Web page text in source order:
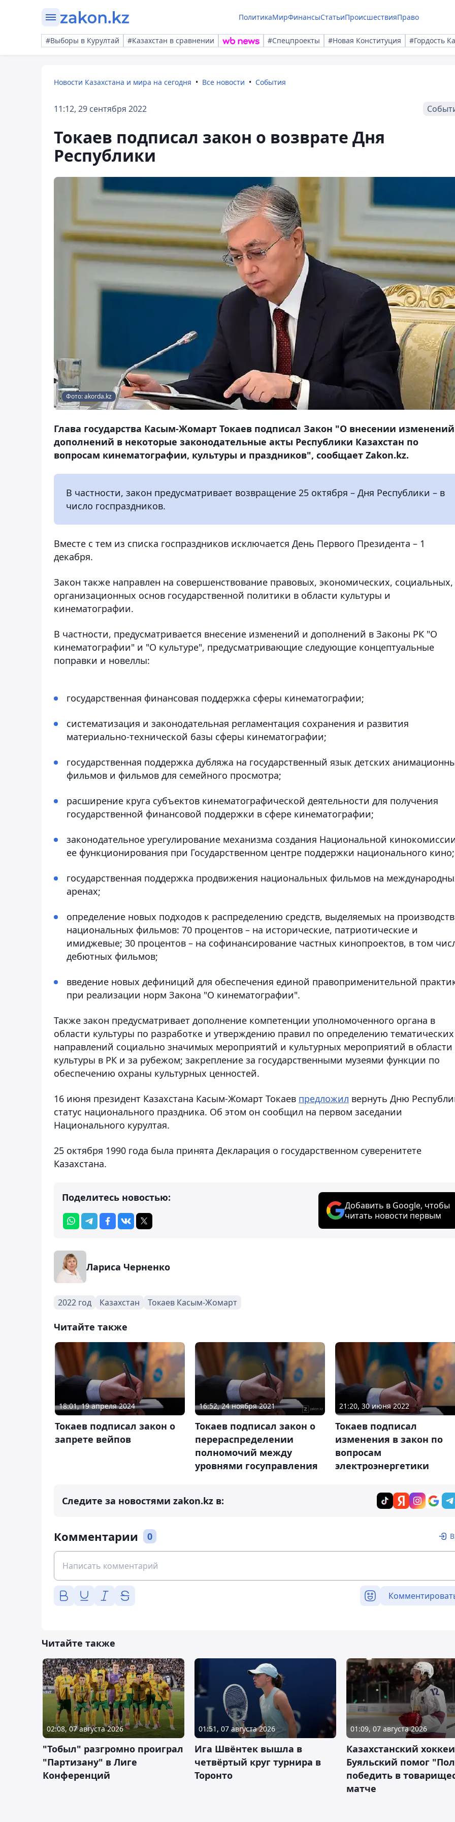
ПолитикаМирФинансыСтатьиПроисшествияПраво
#Выборы в Курултай #Казахстан в сравнении #Спецпроекты #Новая Конституция #Гордость
Новости Казахстана и мира на сегодня Все новости События
11:12, 29 сентября 2022
Токаев подписал закон о возврате Дня
Республики
Фото: akorda.kz
Глава государства Касым-Жомарт Токаев подписал Закон "О внесении
дополнений в некоторые законодательные акты Республики Казахстан по
вопросам кинематографии, культуры и праздников", сообщает Zakon.kz.
В частности, закон предусматривает возвращение 25 октября – Дня Республики – в
число госпраздников.
Вместе с тем из списка госпраздников исключается День Первого Президента – 1
декабря.
Закон также направлен на совершенствование правовых, экономических, социальных,
организационных основ государственной политики в области культуры и
кинематографии.
В частности, предусматривается внесение изменений и дополнений в Законы РК "О
кинематографии" и "О культуре", предусматривающие следующие концептуальные
поправки и новеллы:
государственная финансовая поддержка сферы кинематографии;
систематизация и законодательная регламентация сохранения и развития
материально-технической базы сферы кинематографии;
государственная поддержка дубляжа на государственный язык детских
фильмов и фильмов для семейного просмотра;
расширение круга субъектов кинематографической деятельности для получения
государственной финансовой поддержки в сфере кинематографии;
законодательное урегулирование механизма создания Национальной
ее функционирования при Государственном центре поддержки национального кино;
государственная поддержка продвижения национальных фильмов на
аренах;
определение новых подходов к распределению средств, выделяемых на
национальных фильмов: 70 процентов – на исторические, патриотические и
имиджевые; 30 процентов – на софинансирование частных кинопроектов, в том
дебютных фильмов;
введение новых дефиниций для обеспечения единой правоприменительной
при реализации норм Закона "О кинематографии".
Также закон предусматривает дополнение компетенции уполномоченного органа в
области культуры по разработке и утверждению правил по определению тематических
направлений социально значимых мероприятий и культурных мероприятий в области
культуры в РК и за рубежом; закрепление за государственными музеями функции по
обеспечению охраны культурных ценностей.
16 июня президент Казахстана Касым-Жомарт Токаев предложил вернуть Дню
статус национального праздника. Об этом он сообщил на первом заседании
Национального курултая.
25 октября 1990 года была принята Декларация о государственном суверенитете
Казахстана.
Поделитесь новостью:
Добавить в Google, чтобы
читать новости первым
Лариса Черненко
2022 год Казахстан Токаев Касым-Жомарт
Читайте также
18:01, 19 апреля 2024
Токаев подписал закон о
запрете вейпов
16:52, 24 ноября 2021
Токаев подписал закон о
перераспределении
полномочий между
уровнями госуправления
21:20, 30 июня 2022
Токаев подписал
изменения в закон по
вопросам
электроэнергетики
Следите за новостями zakon.kz в:
Комментарии 0
Читайте также
02:08, 07 августа 2026
"Тобыл" разгромно проиграл
"Партизану" в Лиге
Конференций
01:51, 07 августа 2026
Ига Швёнтек вышла в
четвёртый круг турнира в
Торонто
01:09, 07 августа 2026
Казахстанский
Буяльский помог
победить в
матче